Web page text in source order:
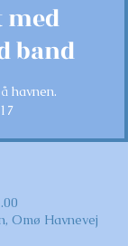
med
band
havnen.
Omø Havnevej